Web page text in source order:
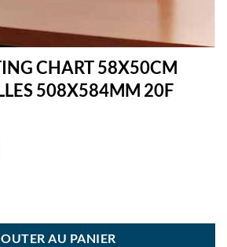
CHART 58X50CM
508X584MM 20F
AU PANIER